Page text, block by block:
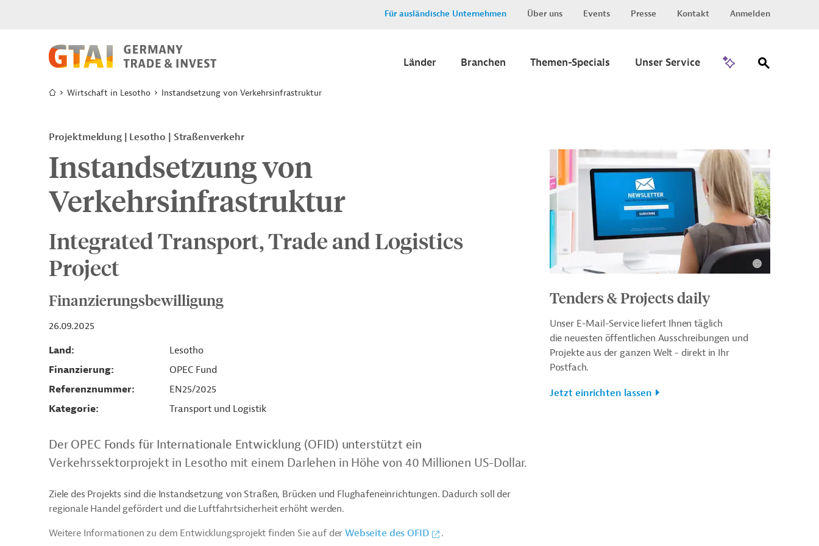
Für ausländische Unternehmen Über uns Events Presse Kontakt Anmelden
Länder Branchen Themen-Specials Unser Service
Wirtschaft in Lesotho Instandsetzung von Verkehrsinfrastruktur
Projektmeldung Lesotho Straßenverkehr
Instandsetzung von
Verkehrsinfrastruktur
Integrated Transport, Trade and Logistics
Project
Finanzierungsbewilligung
26.09.2025
Land
Lesotho
Finanzierung
OPEC Fund
Referenznummer
EN25/2025
Kategorie
Transport und Logistik
Der OPEC Fonds für Internationale Entwicklung (OFID) unterstützt ein
Verkehrssektorprojekt in Lesotho mit einem Darlehen in Höhe von 40 Millionen US-Dollar.
Ziele des Projekts sind die Instandsetzung von Straßen, Brücken und Flughafeneinrichtungen. Dadurch soll der
regionale Handel gefördert und die Luftfahrtsicherheit erhöht werden.
Weitere Informationen zu dem Entwicklungsprojekt finden Sie auf derWebseite des OFID
.
Tenders & Projects daily
Unser E-Mail-Service liefert Ihnen täglich
die neuesten öffentlichen Ausschreibungen und
Projekte aus der ganzen Welt - direkt in Ihr
Postfach.
Jetzt einrichten lassen